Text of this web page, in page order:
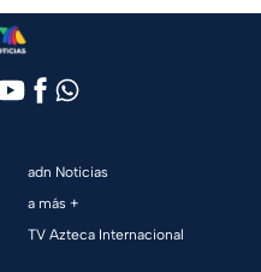
adn Noticias
a más +
TV Azteca Internacional